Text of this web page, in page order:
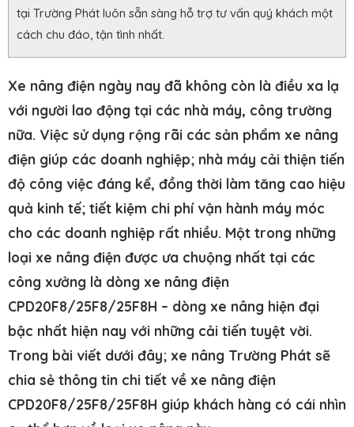
tại Trường Phát luôn sẵn sàng hỗ trợ tư vấn quý khách một
cách chu đáo, tận tình nhất.
Xe nâng điện ngày nay đã không còn là điều xa lạ
với người lao động tại các nhà máy, công trường
nữa. Việc sử dụng rộng rãi các sản phẩm xe nâng
điện giúp các doanh nghiệp; nhà máy cải thiện tiến
độ công việc đáng kể, đồng thời làm tăng cao hiệu
quả kinh tế; tiết kiệm chi phí vận hành máy móc
cho các doanh nghiệp rất nhiều. Một trong những
loại xe nâng điện được ưa chuộng nhất tại các
công xưởng là dòng xe nâng điện
CPD20F8/25F8/25F8H – dòng xe nâng hiện đại
bậc nhất hiện nay với những cải tiến tuyệt vời.
Trong bài viết dưới đây; xe nâng Trường Phát sẽ
chia sẻ thông tin chi tiết về xe nâng điện
CPD20F8/25F8/25F8H giúp khách hàng có cái nhìn